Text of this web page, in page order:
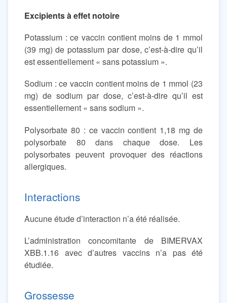
Excipients à effet notoire
Potassium : ce vaccin contient moins de 1 mmol
(39 mg) de potassium par dose, c’est-à-dire qu’il
est essentiellement « sans potassium ».
Sodium : ce vaccin contient moins de 1 mmol (23
mg) de sodium par dose, c’est-à-dire qu’il est
essentiellement « sans sodium ».
Polysorbate 80 : ce vaccin contient 1,18 mg de
polysorbate 80 dans chaque dose. Les
polysorbates peuvent provoquer des réactions
allergiques.
Interactions
Aucune étude d’interaction n’a été réalisée.
L’administration concomitante de BIMERVAX
XBB.1.16 avec d’autres vaccins n’a pas été
étudiée.
Grossesse